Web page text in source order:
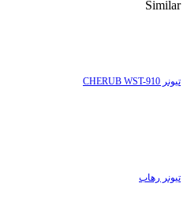
Similar
تیونر CHERUB WST-910
تیونر رهاب